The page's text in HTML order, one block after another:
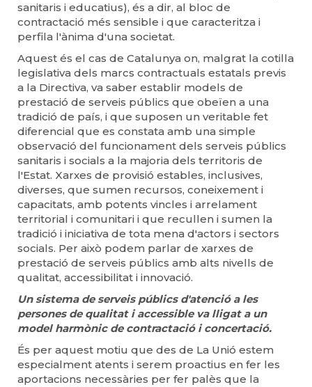
sanitaris i educatius), és a dir, al bloc de
contractació més sensible i que caracteritza i
perfila l'ànima d'una societat.
Aquest és el cas de Catalunya on, malgrat la cotilla
legislativa dels marcs contractuals estatals previs
a la Directiva, va saber establir models de
prestació de serveis públics que obeïen a una
tradició de país, i que suposen un veritable fet
diferencial que es constata amb una simple
observació del funcionament dels serveis públics
sanitaris i socials a la majoria dels territoris de
l'Estat. Xarxes de provisió estables, inclusives,
diverses, que sumen recursos, coneixement i
capacitats, amb potents vincles i arrelament
territorial i comunitari i que recullen i sumen la
tradició i iniciativa de tota mena d'actors i sectors
socials. Per això podem parlar de xarxes de
prestació de serveis públics amb alts nivells de
qualitat, accessibilitat i innovació.
Un sistema de serveis públics d'atenció a les
persones de qualitat i accessible va lligat a un
model harmònic de contractació i concertació.
És per aquest motiu que des de La Unió estem
especialment atents i serem proactius en fer les
aportacions necessàries per fer palès que la